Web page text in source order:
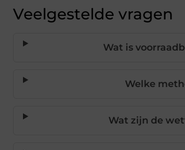
Veelgestelde vragen
Wat is
Welke
Wat zijn de